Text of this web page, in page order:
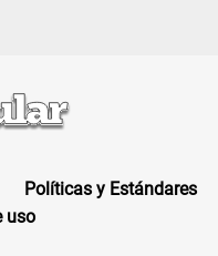
Políticas y Estándares
uso